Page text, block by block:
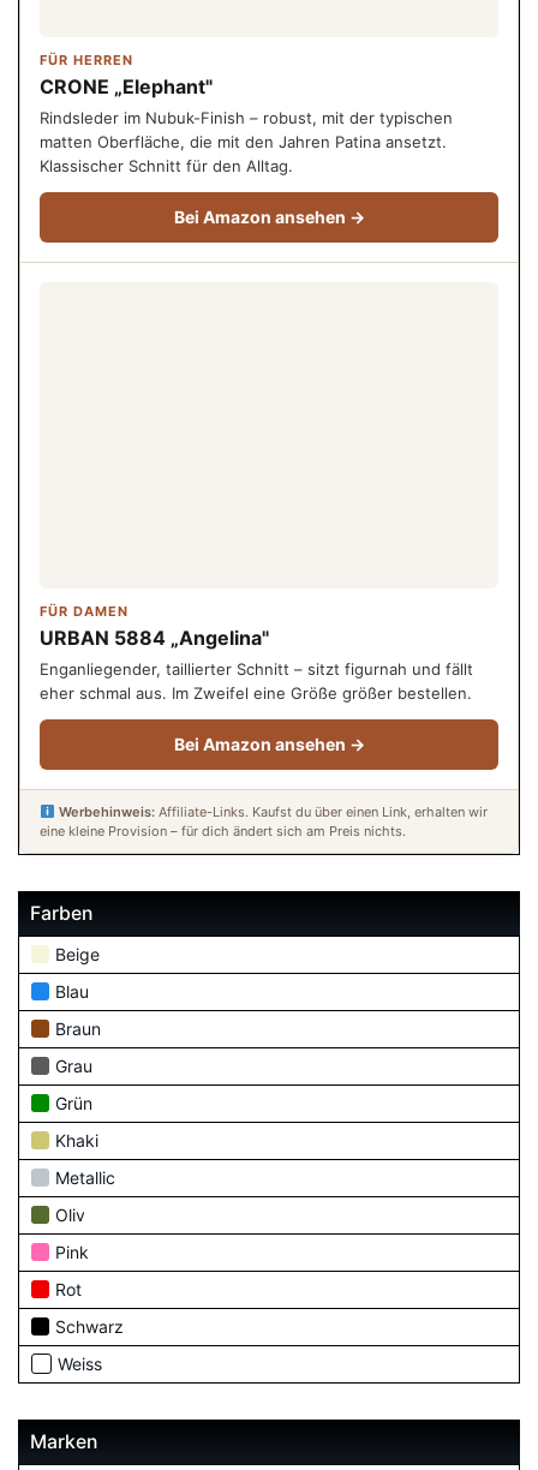
FÜR HERREN
CRONE „Elephant"
Rindsleder im Nubuk-Finish – robust, mit der typischen
matten Oberfläche, die mit den Jahren Patina ansetzt.
Klassischer Schnitt für den Alltag.
Bei Amazon ansehen →
FÜR DAMEN
URBAN 5884 „Angelina"
Enganliegender, taillierter Schnitt – sitzt figurnah und fällt
eher schmal aus. Im Zweifel eine Größe größer bestellen.
Bei Amazon ansehen →
Werbehinweis:Affiliate-Links. Kaufst du über einen Link, erhalten wir
eine kleine Provision – für dich ändert sich am Preis nichts.
Farben
Beige
Blau
Braun
Grau
Grün
Khaki
Metallic
Oliv
Pink
Rot
Schwarz
Weiss
Marken